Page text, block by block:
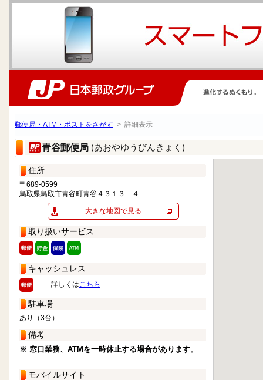
郵便局・ATM・ポストをさがす > 詳細表示
青谷郵便局 (あおやゆうびんきょく)
住所
〒689-0599
鳥取県鳥取市青谷町青谷４３１３－４
大きな地図で見る
取り扱いサービス
キャッシュレス
詳しくはこちら
駐車場
あり（3台）
備考
※ 窓口業務、ATMを一時休止する場合があります。
モバイルサイト